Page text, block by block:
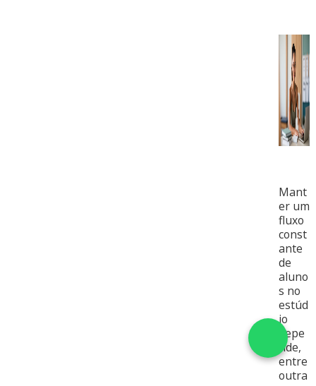
Mant
er um
fluxo
const
ante
de
aluno
s no
estúd
io
depe
nde,
entre
outra